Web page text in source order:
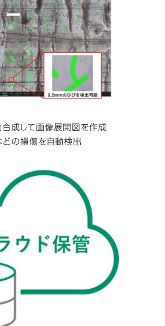
成して画像展開図を作成
の損傷を自動検出